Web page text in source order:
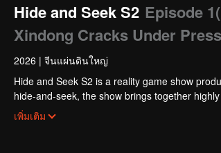
Hide and Seek S2 Episode
Xindong Cracks Under
2026 | จีนแผ่นดินใหญ่
Hide and Seek S2 is a reality game show
hide-and-seek, the show brings together
physical abilities, and extraordinary mental
เพิ่มเติม